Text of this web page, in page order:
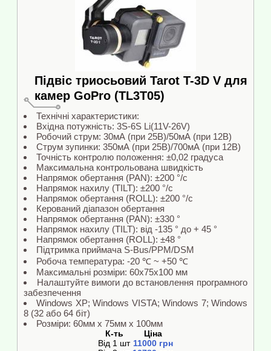
Підвіс триосьовий Tarot T-3D V для
камер GoPro (TL3T05)
Технічні характеристики:
Вхідна потужність: 3S-6S Li(11V-26V)
Робочий струм: 30мА (при 25В)/50мА (при 12В)
Струм зупинки: 350мА (при 25В)/700мА (при 12В)
Точність контролю положення: ±0,02 градуса
Максимальна контрольована швидкість
Напрямок обертання (PAN): ±200 °/с
Напрямок нахилу (TILT): ±200 °/с
Напрямок обертання (ROLL): ±200 °/с
Керований діапазон обертання
Напрямок обертання (PAN): ±330 °
Напрямок нахилу (TILT): від -135 ° до + 45 °
Напрямок обертання (ROLL): ±48 °
Підтримка приймача S-Bus/PPM/DSM
Робоча температура: -20 ℃ ~ +50 ℃
Максимальні розміри: 60x75x100 мм
Налаштуйте вимоги до встановлення програмного
забезпечення
Windows XP; Windows VISTA; Windows 7; Windows
8 (32 або 64 біт)
Розміри: 60мм x 75мм x 100мм
К-ть
Ціна
Від 1 шт 11000 грн